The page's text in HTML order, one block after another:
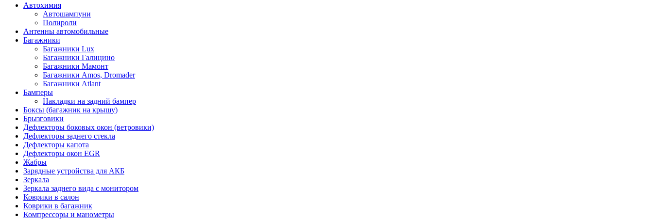
Автохимия
Автошампуни
Полироли
Антенны автомобильные
Багажники
Багажники Lux
Багажники Галицино
Багажники Мамонт
Багажники Amos, Dromader
Багажники Atlant
Бамперы
Накладки на задний бампер
Боксы (багажник на крышу)
Брызговики
Дефлекторы боковых окон (ветровики)
Дефлекторы заднего стекла
Дефлекторы капота
Дефлекторы окон EGR
Жабры
Зарядные устройства для АКБ
Зеркала
Зеркала заднего вида с монитором
Коврики в салон
Коврики в багажник
Компрессоры и манометры